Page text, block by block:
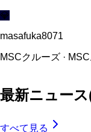
💎
masafuka8071
MSCクルーズ ·
最新ニュース
すべて見る